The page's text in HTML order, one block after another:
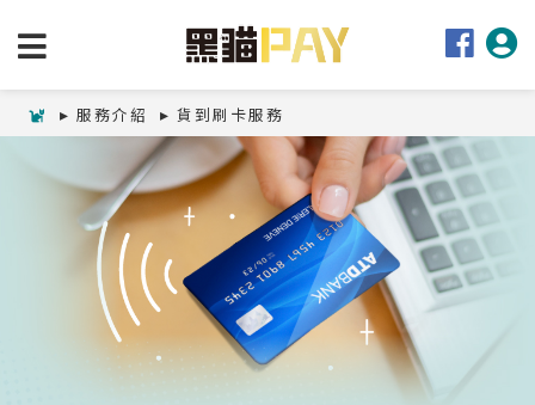
服務介紹 貨到刷卡服務